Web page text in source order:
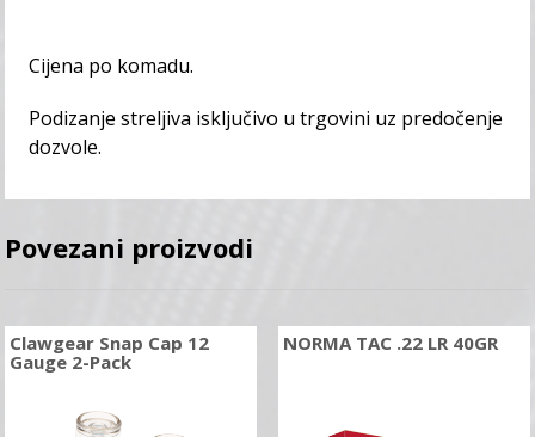
Cijena po komadu.
Podizanje streljiva isključivo u trgovini uz predočenje
dozvole.
Povezani proizvodi
Clawgear Snap Cap 12
Gauge 2-Pack
NORMA TAC .22 LR 40GR